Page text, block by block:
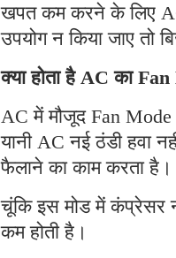
खपत कम करने के लिए
उपयोग न किया जाए तो
क्या होता है AC का
AC में मौजूद Fan
यानी AC नई ठंडी हवा
फैलाने का काम करता है।
चूंकि इस मोड में कंप्रेसर
कम होती है।